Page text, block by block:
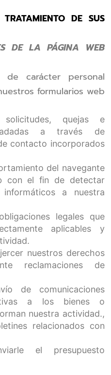
DE SUS
DE LA PÁGINA WEB
de carácter personal
formularios web
quejas e
a través de
contacto incorporados
del navegante
con el fin de detectar
informáticos a nuestra
legales que
aplicables y
nuestros derechos
reclamaciones de
de comunicaciones
a los bienes o
nuestra actividad.,
relacionados con
el presupuesto